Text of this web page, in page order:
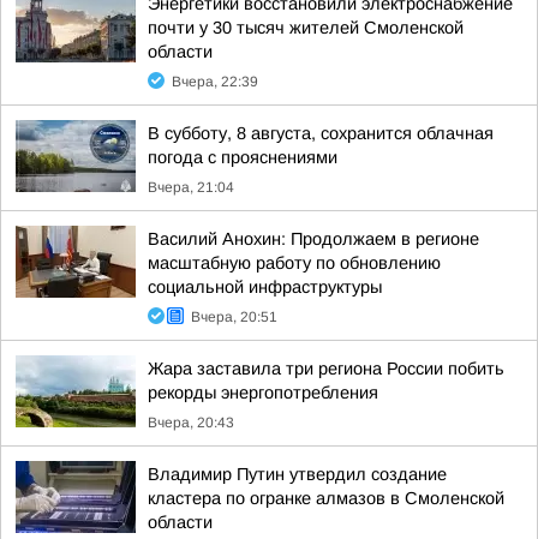
почти у 30 тысяч жителей Смоленской
области
Вчера, 22:39
В субботу, 8 августа, сохранится облачная
погода с прояснениями
Вчера, 21:04
Василий Анохин: Продолжаем в регионе
масштабную работу по обновлению
социальной инфраструктуры
Вчера, 20:51
Жара заставила три региона России побить
рекорды энергопотребления
Вчера, 20:43
Владимир Путин утвердил создание
кластера по огранке алмазов в Смоленской
области